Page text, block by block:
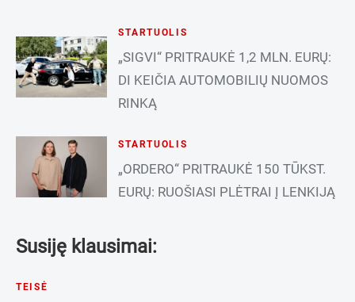
STARTUOLIS
„SIGVI“ PRITRAUKĖ 1,2 MLN. EURŲ:
DI KEIČIA AUTOMOBILIŲ NUOMOS
RINKĄ
STARTUOLIS
„ORDERO“ PRITRAUKĖ 150 TŪKST.
EURŲ: RUOŠIASI PLĖTRAI Į LENKIJĄ
Susiję klausimai:
TEISĖ